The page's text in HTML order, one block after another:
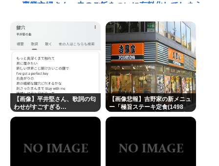
専業主婦さん、夫のご飯をついに有料化してしまう
「キッチンジロー」ついに残り1店舗
【陽キャ？】ヤリラ系（やりらふぃー）がモテる理
由🔥www
【なぞなぞ】義母、義妹、エ口いのどっち！
スーパーカブとハンターカブで迷っているどっちが
いいの
Redditを読んでると外人って日本に対してはよく調
べもせずに思い込みで勝手に議論してるよな
らは何ひとつ言えなくて…言葉にできぬ悔しさ」
【画像】平井堅さん、歌詞の匂
わせがすごすぎる…
【画像悲報】吉野家の新メニュ
ー「極旨ステーキ定食(1498